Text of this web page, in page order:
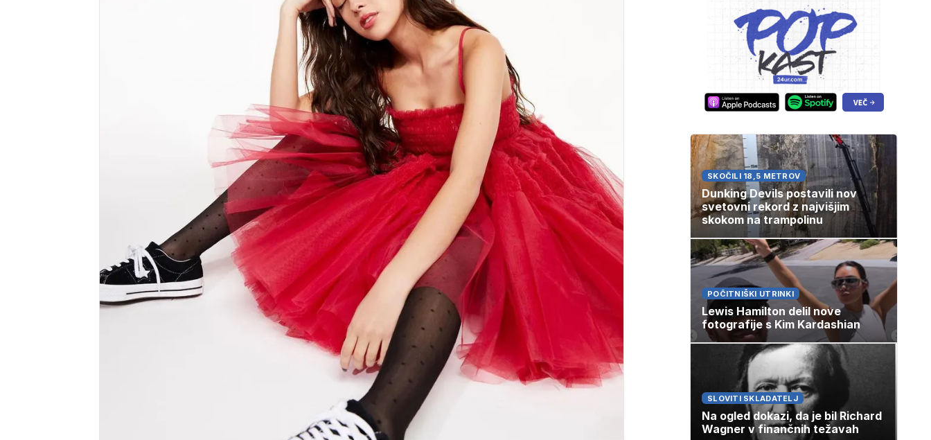
SKOČILI 18,5 METROV
Dunking Devils postavili nov
svetovni rekord z najvišjim
skokom na trampolinu
POČITNIŠKI UTRINKI
Lewis Hamilton delil nove
fotografije s Kim Kardashian
SLOVITI SKLADATELJ
Na ogled dokazi, da je bil Richard
Wagner v finančnih težavah